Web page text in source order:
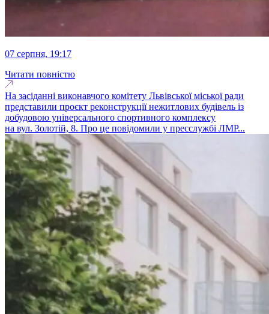
07 серпня, 19:17
Читати повністю
На засіданні виконавчого комітету Львівської міської ради
представили проєкт реконструкції нежитлових будівель із
добудовою універсального спортивного комплексу
на вул. Золотій, 8. Про це повідомили у пресслужбі ЛМР...